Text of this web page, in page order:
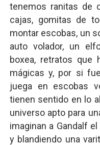
tenemos ranitas de
cajas, gomitas de
montar escobas, un
auto volador, un
boxea, retratos que
mágicas y, por si
juega en escobas
tienen sentido en lo
universo apto para
imaginan a Gandalf
y blandiendo una